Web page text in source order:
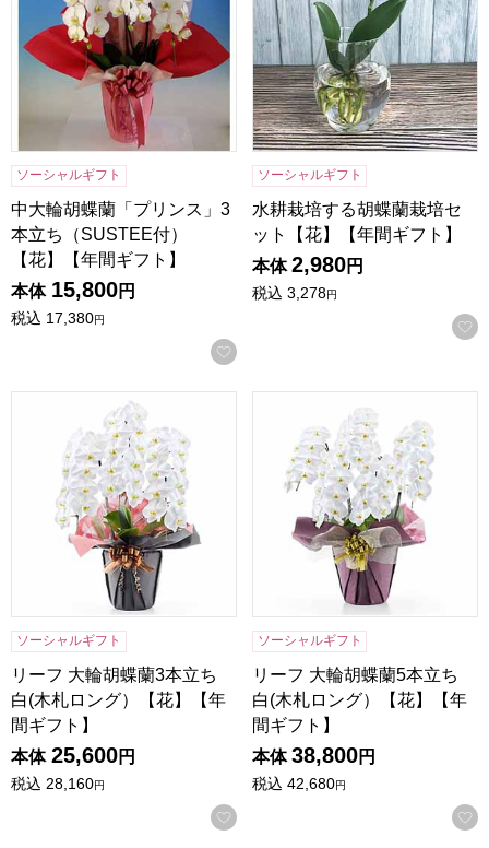
ソーシャルギフト
中大輪胡蝶蘭「プリンス」3
本立ち（SUSTEE付）
【花】【年間ギフト】
本体 15,800円
税込 17,380円
お気に入りに登録する
ソーシャルギフト
水耕栽培する胡蝶蘭栽培セ
ット【花】【年間ギフト】
本体 2,980円
税込 3,278円
リーフ 大輪胡蝶蘭3本立ち 白(木札ロング）【花】【年間ギ
ソーシャルギフト
リーフ 大輪胡蝶蘭3本立ち
白(木札ロング）【花】【年
間ギフト】
本体 25,600円
税込 28,160円
お気に入りに登録する
ソーシャルギフト
リーフ 大輪胡蝶蘭5本立ち
白(木札ロング）【花】【年
間ギフト】
本体 38,800円
税込 42,680円